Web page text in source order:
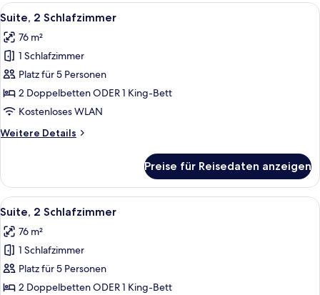
Alle
Fotos
für
Suite,
2 Schlafzimmer
anzeigen
Ein Hotelzimmer mit einem großen
8
Suite, 2 Schlafzimmer
76 m²
1 Schlafzimmer
Platz für 5 Personen
2 Doppelbetten ODER 1 King-Bett
Kostenloses WLAN
Weitere Details
Weitere
2 Schlafzimmer
Preise für Reisedaten anzeigen
Alle
Fotos
für
Suite,
2 Schlafzimmer
anzeigen
Ein Hotelzimmer mit einem großen
8
Suite, 2 Schlafzimmer
76 m²
1 Schlafzimmer
Platz für 5 Personen
2 Doppelbetten ODER 1 King-Bett